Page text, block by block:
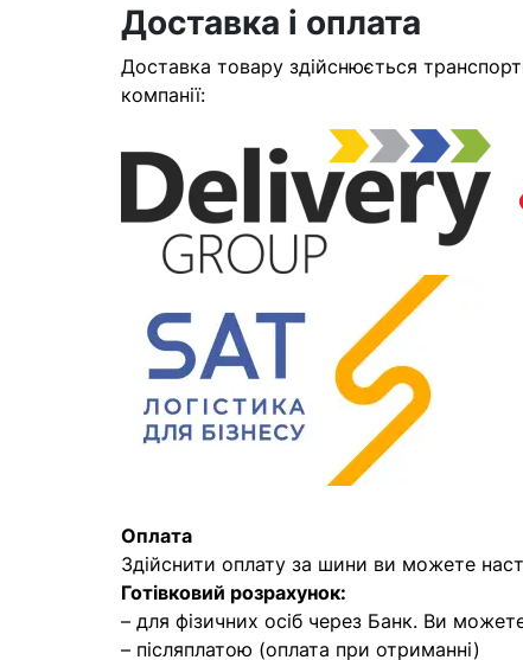
Кошик
У кошику
Доставка і оплата
Доставка товару здійснюється
компанії:
Оплата
Здійснити оплату за шини ви можете
Готівковий розрахунок:
– для фізичних осіб через Банк. Ви
– післяплатою (оплата при отриманні)